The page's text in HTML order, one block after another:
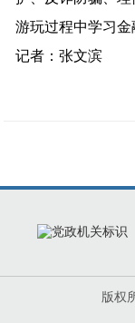
游玩过程中学习金
记者：张文滨
版权